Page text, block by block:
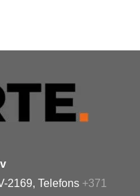
2169, Telefons +371